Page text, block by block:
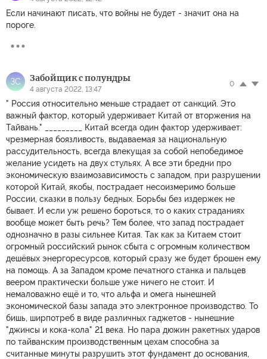
Если начинают писать, что войны не будет - значит она на
пороге.
ЗС Забойщик с полундры
4 августа 2022, 13:47
0
" Россия относительно меньше страдает от санкций. Это
важный фактор, который удерживает Китай от вторжения на
Тайвань." _________ Китай всегда один фактор удерживает:
чрезмерная боязливость, выдаваемая за национальную
рассудительность, всегда влекущая за собой непобедимое
желание усидеть на двух стульях. А все эти бредни про
экономическую взаимозависимость с западом, при разрушении
которой Китай, якобы, пострадает несоизмеримо больше
России, сказки в пользу бедных. Борьбы без издержек не
бывает. И если уж решено бороться, то о каких страданиях
вообще может быть речь? Тем более, что запад пострадает
однозначно в разы сильнее Китая. Так как за Китаем стоит
огромный российский рынок сбыта с огромным количеством
дешёвых энергоресурсов, который сразу же будет брошен ему
на помощь. А за Западом кроме печатного станка и пальцев
веером практически больше уже ничего не стоит. И
немаловажно ещё и то, что альфа и омега нынешней
экономической базы запада это электронное производство. То
бишь, ширпотреб в виде различных гаджетов - нынешние
"джинсы и кока-кола" 21 века. Но пара дюжин ракетных ударов
по тайванским производственным цехам способна за
считанные минуты разрушить этот фундамент до основания,